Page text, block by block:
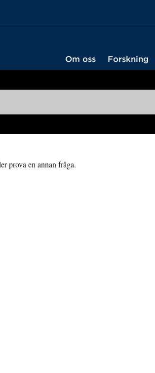
Om oss Forskning
prova en annan fråga.